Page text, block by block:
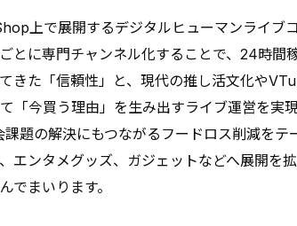
上で展開するデジタルヒューマンライブ
とに専門チャンネル化することで、24時間
きた「信頼性」と、現代の推し活文化や
「今買う理由」を生み出すライブ運営を実現
題の解決にもつながるフードロス削減を
エンタメグッズ、ガジェットなどへ展開
でまいります。